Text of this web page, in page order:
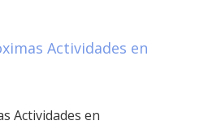
Actividades en